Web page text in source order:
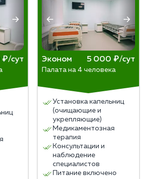
Однако для
рекомендуется
или психологу.
врачей после
важна поддержка со стороны
Только с ней возможно
надолго и преодолеть
к выздоровлению.
выбора наилучшего
сут Эконом 5 000 ₽/сут
Палата на 4 человека
Установка капельниц
(очищающие и
укрепляющие)
Медикаментозная
терапия
Консультации и
наблюдение
специалистов
Питание включено